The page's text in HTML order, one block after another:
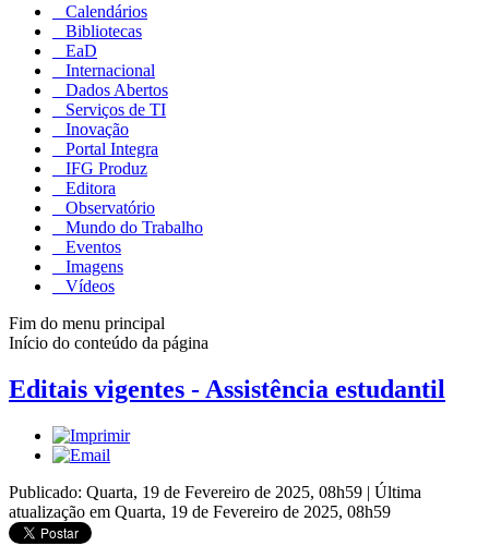
Calendários
Bibliotecas
EaD
Internacional
Dados Abertos
Serviços de TI
Inovação
Portal Integra
IFG Produz
Editora
Observatório
Mundo do Trabalho
Eventos
Imagens
Vídeos
Fim do menu principal
Início do conteúdo da página
Editais vigentes - Assistência estudantil
Publicado: Quarta, 19 de Fevereiro de 2025, 08h59 | Última
atualização em Quarta, 19 de Fevereiro de 2025, 08h59